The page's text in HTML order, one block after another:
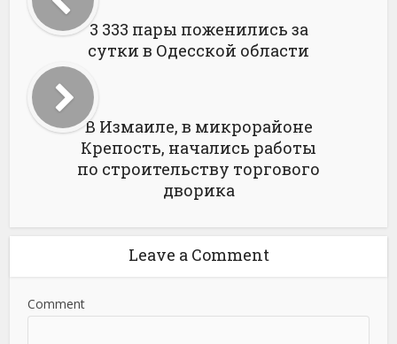
3 333 пары поженились за
сутки в Одесской области
В Измаиле, в микрорайоне
Крепость, начались работы
по строительству торгового
дворика
Leave a Comment
Comment